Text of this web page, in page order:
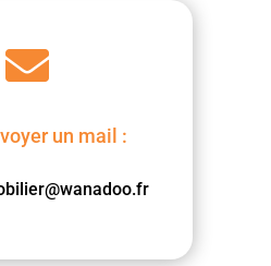

un mail :